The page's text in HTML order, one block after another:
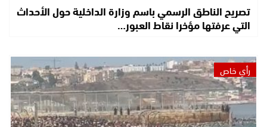
تصريح الناطق الرسمي باسم وزارة الداخلية حول الأحداث
التي عرفتها مؤخرا نقاط العبور…
رأي خاص